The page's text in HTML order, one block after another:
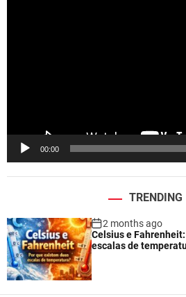
00:00
TRENDING
2 months ago
Celsius e
escalas de